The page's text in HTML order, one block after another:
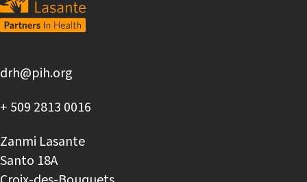
drh@pih.org
+ 509 2813 0016
Zanmi Lasante
Santo 18A